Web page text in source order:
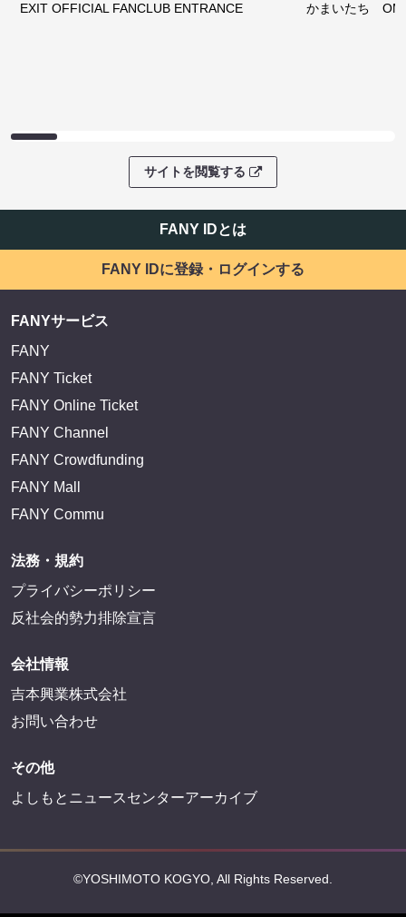
EXIT OFFICIAL FANCLUB ENTRANCE かまいたち
サイトを閲覧する
FANY IDとは
FANY IDに登録・ログインする
FANYサービス
FANY
FANY Ticket
FANY Online Ticket
FANY Channel
FANY Crowdfunding
FANY Mall
FANY Commu
法務・規約
プライバシーポリシー
反社会的勢力排除宣言
会社情報
吉本興業株式会社
お問い合わせ
その他
よしもとニュースセンターアーカイブ
©YOSHIMOTO KOGYO, All Rights Reserved.